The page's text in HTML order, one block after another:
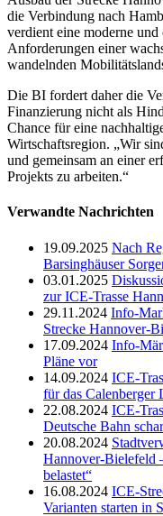
die Verbindung nach
verdient eine moderne
Anforderungen einer
wandelnden
Die BI fordert daher die
Finanzierung nicht als
Chance für eine
Wirtschaftsregion. „Wir
und gemeinsam an einer
Projekts zu arbeiten.“
Verwandte Nachrichten
19.09.2025 Nach
Barsinghäuser
03.01.2025
zur ICE-Trasse
29.11.2024 Info-
Strecke Hannover-
17.09.2024 Info-
Pläne vor
14.09.2024 ICE-
für das Calenberger
22.08.2024 ICE-
Deutsche Bahn
20.08.2024
Hannover-Bielefeld
belastet“
16.08.2024 ICE-
Varianten starten in